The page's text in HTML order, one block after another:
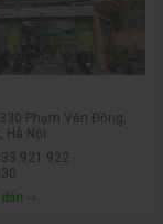
Phạm Văn Đồng,
Hà Nội
-